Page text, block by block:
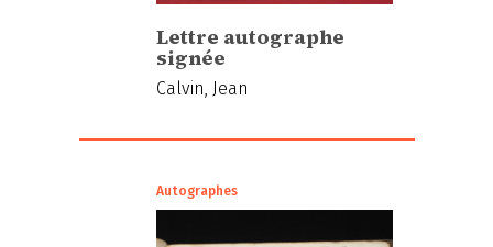
Lettre autographe
signée
Calvin, Jean
Autographes